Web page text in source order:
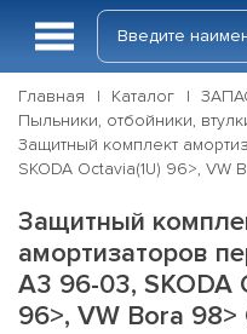
Главная Каталог
Пыльники, отбойники,
Защитный комплект
SKODA Octavia(1U) 96>, VW
Защитный
амортизаторов
A3 96-03, SKODA
96>, VW Bora 98>